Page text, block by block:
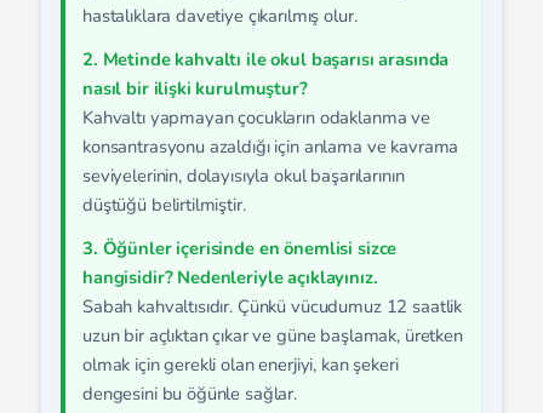
hastalıklara davetiye çıkarılmış olur.
2. Metinde kahvaltı ile okul başarısı arasında
nasıl bir ilişki kurulmuştur?
Kahvaltı yapmayan çocukların odaklanma ve
konsantrasyonu azaldığı için anlama ve kavrama
seviyelerinin, dolayısıyla okul başarılarının
düştüğü belirtilmiştir.
3. Öğünler içerisinde en önemlisi sizce
hangisidir? Nedenleriyle açıklayınız.
Sabah kahvaltısıdır. Çünkü vücudumuz 12 saatlik
uzun bir açlıktan çıkar ve güne başlamak, üretken
olmak için gerekli olan enerjiyi, kan şekeri
dengesini bu öğünle sağlar.